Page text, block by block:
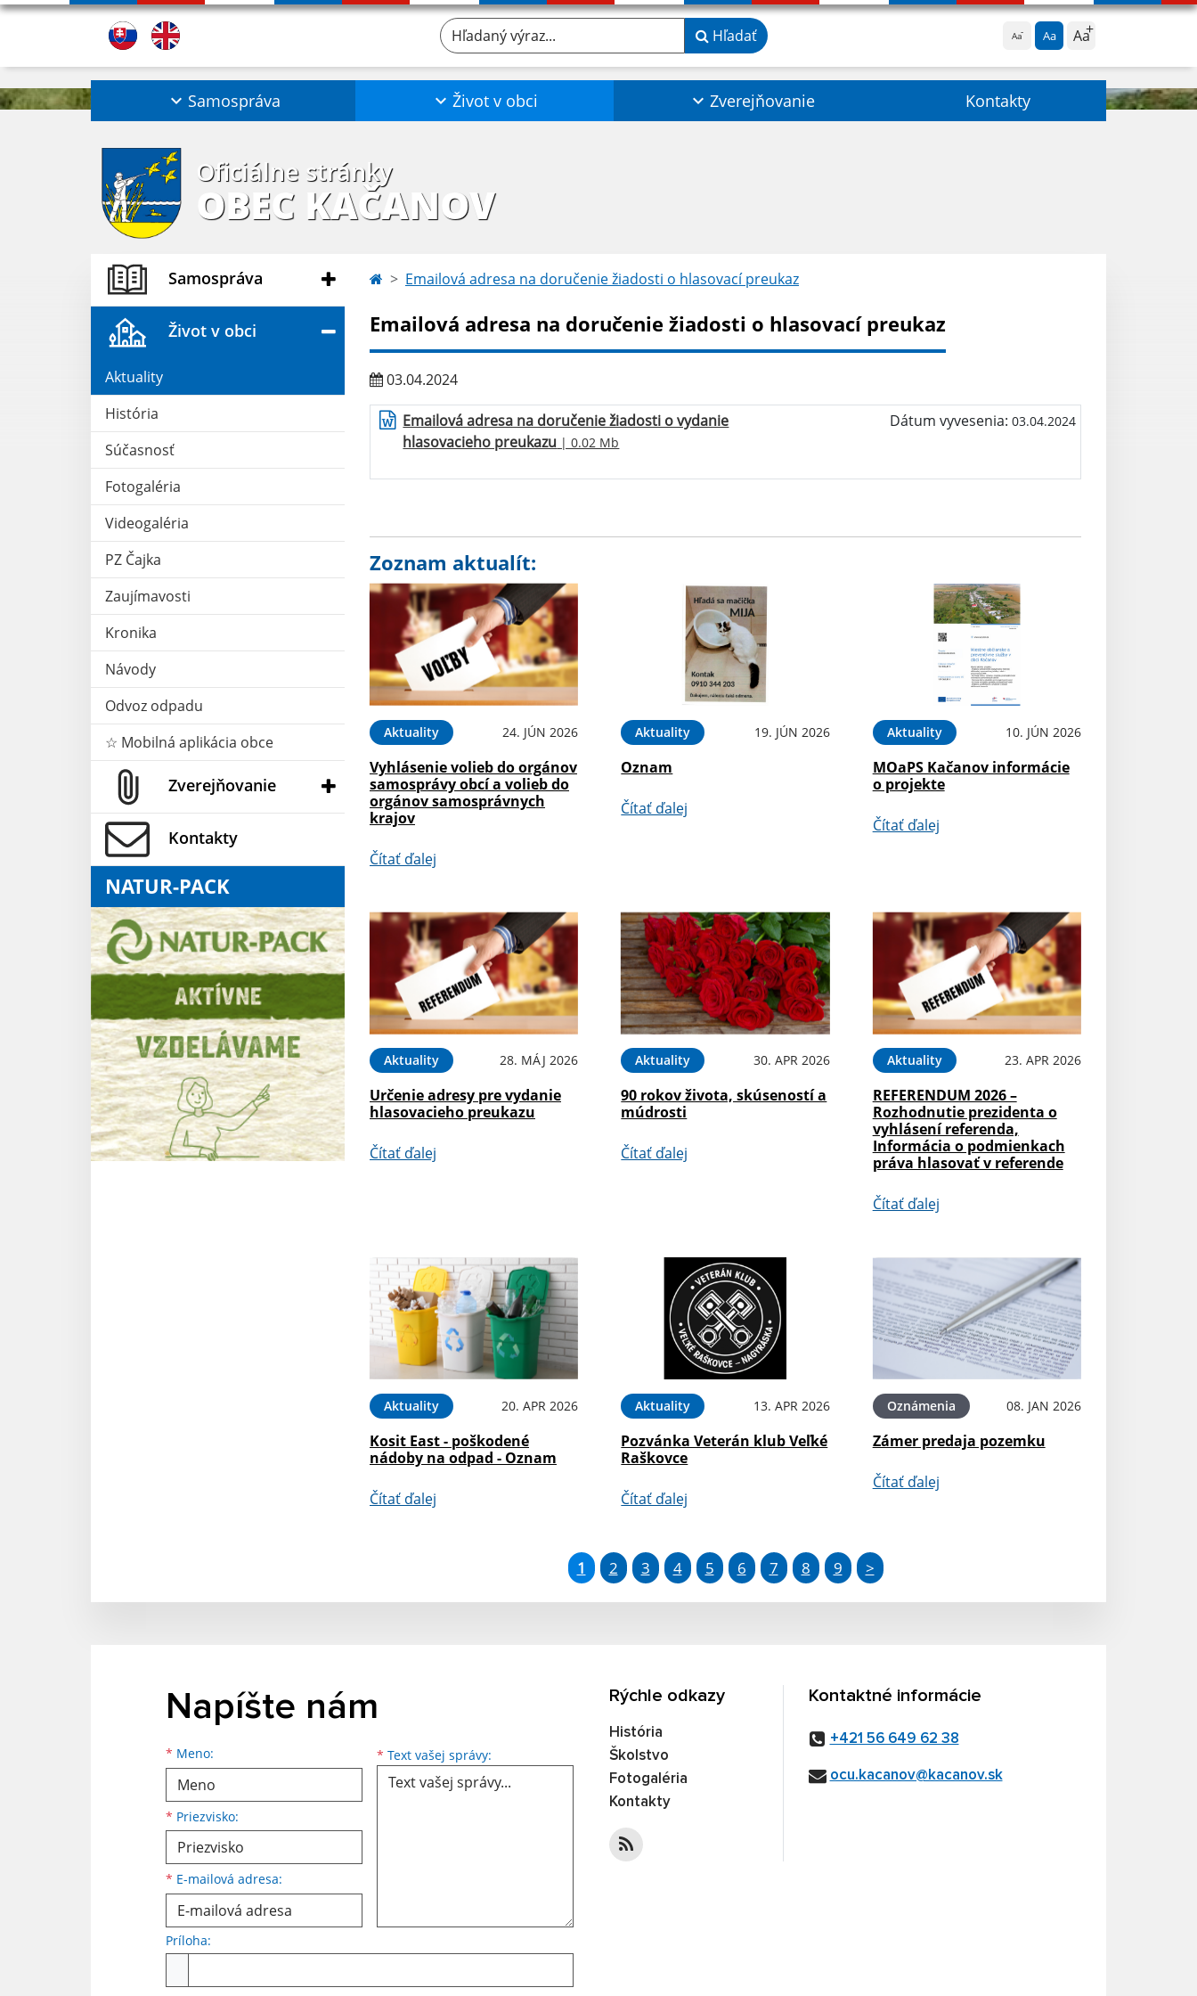
Aa Aa Aa
Hľadaný výraz... Hľadať
Samospráva Život v obci Zverejňovanie Kontakty
Oficiálne stránky
OBEC KAČANOV
Samospráva
Život v obci
Aktuality
História
Súčasnosť
Fotogaléria
Videogaléria
PZ Čajka
Zaujímavosti
Kronika
Návody
Odvoz odpadu
☆ Mobilná aplikácia obce
Zverejňovanie
Kontakty
NATUR-PACK
Emailová adresa na doručenie žiadosti o hlasovací preukaz
Emailová adresa na doručenie žiadosti o hlasovací preukaz
03.04.2024
Emailová adresa na doručenie žiadosti o vydanie
hlasovacieho preukazu | 0.02 Mb
Dátum vyvesenia: 03.04.2024
Zoznam aktualít:
Aktuality 24. JÚN 2026
Vyhlásenie volieb do orgánov
samosprávy obcí a volieb do
orgánov samosprávnych
krajov
Čítať ďalej
Aktuality 19. JÚN 2026
Oznam
Čítať ďalej
Aktuality 10. JÚN 2026
MOaPS Kačanov informácie
o projekte
Čítať ďalej
Aktuality 28. MÁJ 2026
Určenie adresy pre vydanie
hlasovacieho preukazu
Čítať ďalej
Aktuality 30. APR 2026
90 rokov života, skúseností a
múdrosti
Čítať ďalej
Aktuality 23. APR 2026
REFERENDUM 2026 –
Rozhodnutie prezidenta o
vyhlásení referenda,
Informácia o podmienkach
práva hlasovať v referende
Čítať ďalej
Aktuality 20. APR 2026
Kosit East - poškodené
nádoby na odpad - Oznam
Čítať ďalej
Aktuality 13. APR 2026
Pozvánka Veterán klub Veľké
Raškovce
Čítať ďalej
Oznámenia 08. JAN 2026
Zámer predaja pozemku
Čítať ďalej
1 2 3 4 5 6 7 8 9 >
Napíšte nám
* Meno:
Meno
* Priezvisko:
Priezvisko
* E-mailová adresa:
E-mailová adresa * Text vašej správy: Text vašej správy...
Príloha:
Rýchle odkazy
História
Školstvo
Fotogaléria
Kontakty
Kontaktné informácie
+421 56 649 62 38
ocu.kacanov@kacanov.sk